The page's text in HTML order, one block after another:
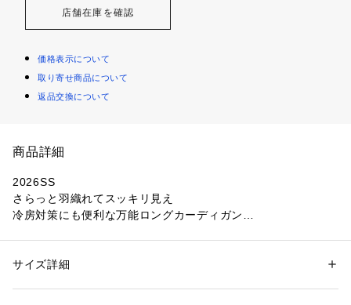
店舗在庫を確認
価格表示について
取り寄せ商品について
返品交換について
商品詳細
2026SS
さらっと羽織れてスッキリ見え
冷房対策にも便利な万能ロングカーディガン
とも好相性で、オンオフ問わずさらっとイージーに羽織ってい
性別：レディース
素材：レーヨン:80%、ナイロン:20%
サイズ詳細